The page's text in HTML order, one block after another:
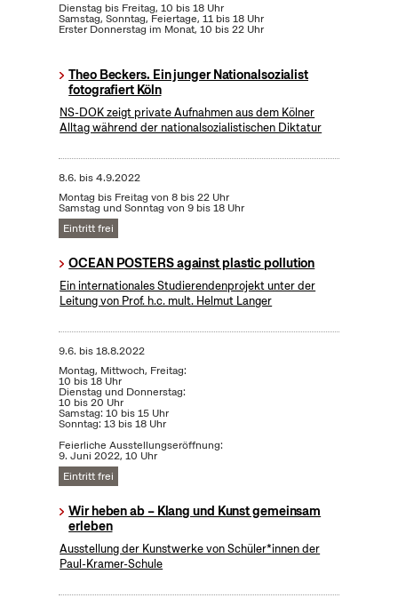
Dienstag bis Freitag, 10 bis 18 Uhr
Samstag, Sonntag, Feiertage, 11 bis 18 Uhr
Erster Donnerstag im Monat, 10 bis 22 Uhr
Theo Beckers. Ein junger Nationalsozialist
fotografiert Köln
NS-DOK zeigt private Aufnahmen aus dem Kölner
Alltag während der nationalsozialistischen Diktatur
8.6. bis4.9.2022
Montag bis Freitag von 8 bis 22 Uhr
Samstag und Sonntag von 9 bis 18 Uhr
Eintritt frei
OCEAN POSTERS against plastic pollution
Ein internationales Studierendenprojekt unter der
Leitung von Prof. h.c. mult. Helmut Langer
9.6. bis18.8.2022
Montag, Mittwoch, Freitag:
10 bis 18 Uhr
Dienstag und Donnerstag:
10 bis 20 Uhr
Samstag: 10 bis 15 Uhr
Sonntag: 13 bis 18 Uhr
Feierliche Ausstellungseröffnung:
9. Juni 2022, 10 Uhr
Eintritt frei
Wir heben ab – Klang und Kunst gemeinsam
erleben
Ausstellung der Kunstwerke von Schüler*innen der
Paul-Kramer-Schule